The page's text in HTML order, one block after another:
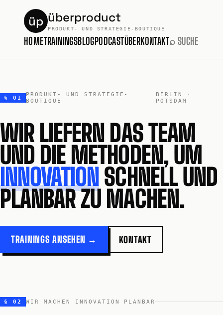
üp überproduct
PRODUKT- UND STRATEGIE-BOUTIQUE
HOMETRAININGSBLOGPODCASTÜBERKONTAKT⌕ SUCHE
§ 01
PRODUKT- UND STRATEGIE-
BOUTIQUE
BERLIN ·
POTSDAM
WIR LIEFERN DAS TEAM
UND DIE METHODEN, UM
INNOVATION SCHNELL UND
PLANBAR ZU MACHEN.
TRAININGS ANSEHEN → KONTAKT
§ 02 WIR MACHEN INNOVATION PLANBAR